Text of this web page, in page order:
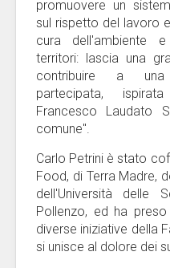
promuovere un
sul rispetto del lavoro
cura dell'ambiente
territori: lascia una
contribuire a una
partecipata,
Francesco Laudato
comune".
Carlo Petrini è stato
Food, di Terra Madre,
dell'Università delle
Pollenzo, ed ha
diverse iniziative della
si unisce al dolore dei